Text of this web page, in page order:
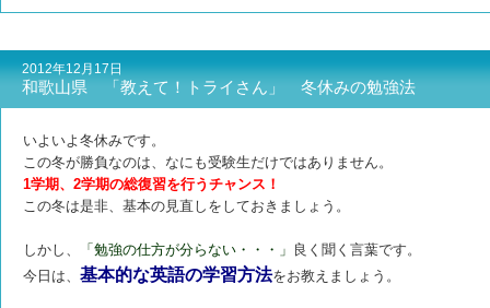
2012年12月17日
和歌山県 「教えて！トライさん」 冬休みの勉強法
いよいよ冬休みです。
この冬が勝負なのは、なにも受験生だけではありません。
1学期、2学期の総復習を行うチャンス！
この冬は是非、基本の見直しをしておきましょう。
しかし、 「勉強の仕方が分らない・・・」 良く聞く言葉です。
今日は、 基本的な英語の学習方法をお教えましょう。